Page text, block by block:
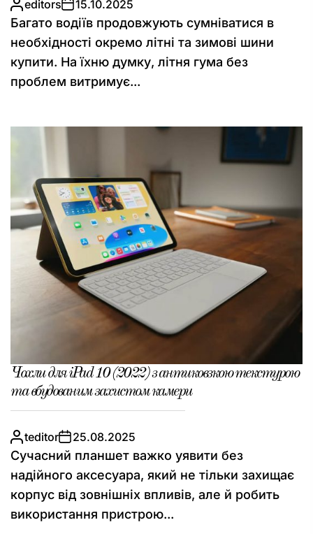
editors 15.10.2025
Багато водіїв продовжують сумніватися в
необхідності окремо літні та зимові шини
купити. На їхню думку, літня гума без
проблем витримує...
Чохли для iPad 10 (2022) з антиковзкою текстурою
та вбудованим захистом камери
teditor 25.08.2025
Сучасний планшет важко уявити без
надійного аксесуара, який не тільки захищає
корпус від зовнішніх впливів, але й робить
використання пристрою...